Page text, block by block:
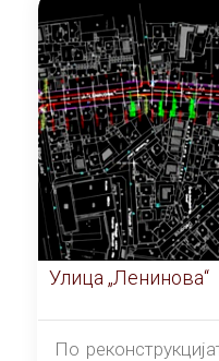
Улица „Ленинова“
По